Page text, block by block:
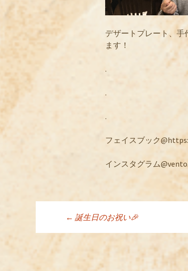
デザートプレート、手
ます！
.
.
.
フェイスブック
インスタグラム
投稿ナビゲー
← 誕生日のお祝い🎉